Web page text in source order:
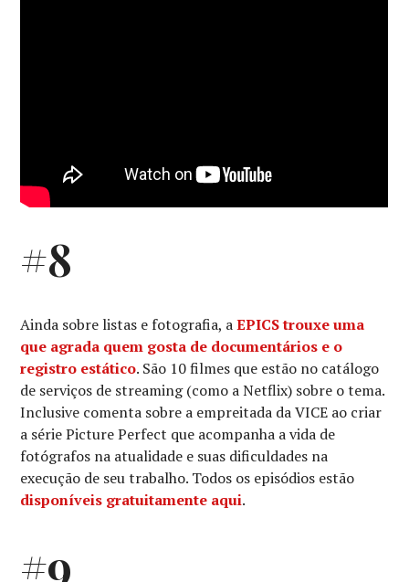
#8
Ainda sobre listas e fotografia, aEPICS trouxe uma
que agrada quem gosta de documentários e o
registro estático. São 10 filmes que estão no catálogo
de serviços de streaming (como a Netflix) sobre o tema.
Inclusive comenta sobre a empreitada da VICE ao criar
a série Picture Perfect que acompanha a vida de
fotógrafos na atualidade e suas dificuldades na
execução de seu trabalho. Todos os episódios estão
disponíveis gratuitamente aqui.
#9